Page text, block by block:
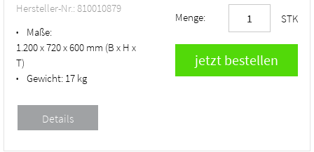
Hersteller-Nr.: 810010879
•
Maße:
1.200 x 720 x 600 mm (B x H x
T)
• Gewicht: 17 kg
Menge: STK